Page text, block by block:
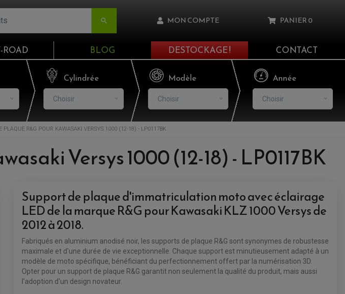
 MON COMPTE
Email
Mot de passe
CONNEXION
S'INSCRIRE
PANIER0
Il n'y a aucun produit dans votre panier
VOIR LE PANIER
ROAD BLOG DESTOCKAGE ! CONTACT
Cylindrée
Choisir
Modèle
Choisir
Année
Choisir
PLAQUE R&G POUR KAWASAKI VERSYS 1000 (12-18) - LP0117BK
Versys 1000 (12-18) - LP0117BK
Support de plaque d'immatriculation moto avec éclairage
LED de la marque R&G pourKawasaki KLZ 1000 Versys de
2012 à 2018.
Fabriqués en aluminium anodisé noir, les supports de plaque R&G sont synonymes de robustesse
maximale et d'une durée de vie exceptionnelle. Chaque support est minutieusement adapté à un
modèle de moto spécifique, bénéficiant du perfectionnement offert par la numérisation 3D.
Opter pour un support de plaque R&G garantit non seulement la qualité du produit, mais aussi
l'adoption d'un design novateur.